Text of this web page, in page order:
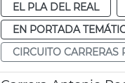
EL PLA DEL REAL
EN PORTADA
CIRCUITO CARRERAS